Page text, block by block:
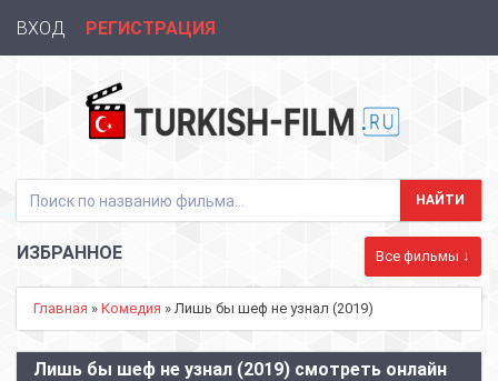
ВХОД РЕГИСТРАЦИЯ
ИЗБРАННОЕ Все фильмы ↓
Главная » Комедия » Лишь бы шеф не узнал (2019)
Лишь бы шеф не узнал (2019) смотреть онлайн